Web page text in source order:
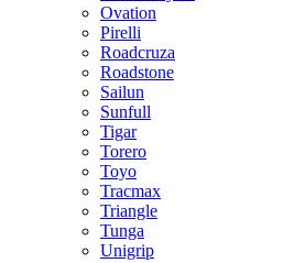
Ovation
Pirelli
Roadcruza
Roadstone
Sailun
Sunfull
Tigar
Torero
Toyo
Tracmax
Triangle
Tunga
Unigrip